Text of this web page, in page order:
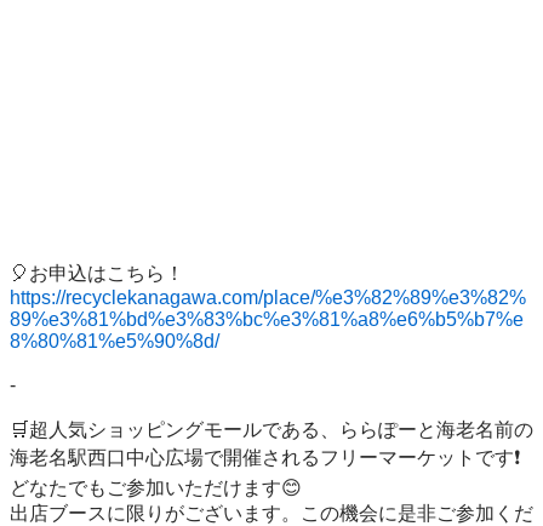
https://recyclekanagawa.com/place/%e3%82%89%e3%82%
89%e3%81%bd%e3%83%bc%e3%81%a8%e6%b5%b7%e
8%80%81%e5%90%8d/
-
🛒超人気ショッピングモールである、ららぽーと海老名前の
海老名駅西口中心広場で開催されるフリーマーケットです❗
どなたでもご参加いただけます😊
出店ブースに限りがございます。この機会に是非ご参加くだ